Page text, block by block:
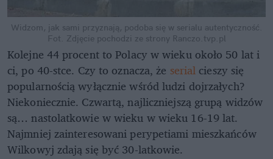
Widzom, jak sami przyznają, podoba się w serialu autentyczność.
Fot. Zdjęcie pochodzi ze strony Ranczo.tvp.pl
Kolejne 44 procent to Polacy w wieku około 50 lat i
ci, po 40-stce. Czy to oznacza, że serial cieszy się
popularnością wyłącznie wśród ludzi dojrzałych?
Niekoniecznie. Czwartą, najliczniejszą grupą widzów
są… nastolatkowie w wieku w wieku 16-19 lat.
Najmniej zainteresowani perypetiami mieszkańców
Wilkowyj zdają się być 30-latkowie.